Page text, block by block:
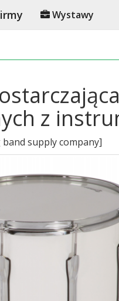
Wystawy
z
supply company]